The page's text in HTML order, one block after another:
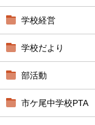
学校経営
学校だより
部活動
市ケ尾中学校PTA